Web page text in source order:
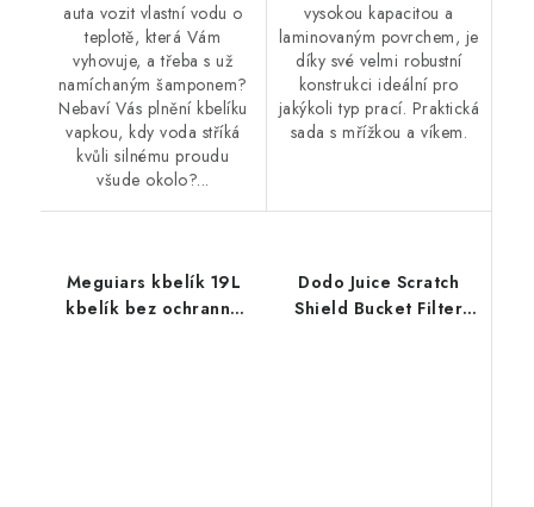
auta vozit vlastní vodu o
teplotě, která Vám
vyhovuje, a třeba s už
namíchaným šamponem?
Nebaví Vás plnění kbelíku
vapkou, kdy voda stříká
kvůli silnému proudu
všude okolo?...
vysokou kapacitou a
laminovaným povrchem, je
díky své velmi robustní
konstrukci ideální pro
jakýkoli typ prací. Praktická
sada s mřížkou a víkem.
Meguiars kbelík 19L
kbelík bez ochranné
Dodo Juice Scratch
Shield Bucket Filter